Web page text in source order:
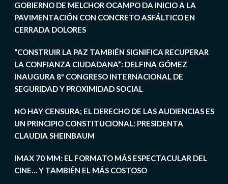
GOBIERNO DE MELCHOR OCAMPO DA INICIO A LA
PAVIMENTACIÓN CON CONCRETO ASFÁLTICO EN
CERRADA DOLORES
“CONSTRUIR LA PAZ TAMBIÉN SIGNIFICA RECUPERAR
LA CONFIANZA CIUDADANA”: DELFINA GÓMEZ
INAUGURA 8º CONGRESO INTERNACIONAL DE
SEGURIDAD Y PROXIMIDAD SOCIAL
NO HAY CENSURA; EL DERECHO DE LAS AUDIENCIAS ES
UN PRINCIPIO CONSTITUCIONAL: PRESIDENTA
CLAUDIA SHEINBAUM
IMAX 70 MM: EL FORMATO MÁS ESPECTACULAR DEL
CINE… Y TAMBIÉN EL MÁS COSTOSO